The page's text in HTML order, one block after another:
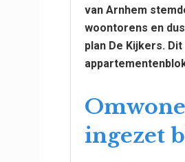
van Arnhem
woontorens en
plan De Kijkers.
ingezet